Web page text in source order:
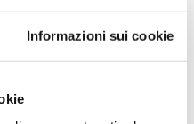
Informazioni sui cookie
di settanta
case editrici, tra cui